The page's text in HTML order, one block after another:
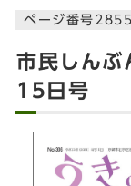
ページ番号
市民しん
15日号